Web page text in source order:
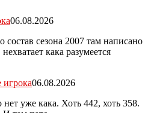
06.08.2026
состав сезона 2007 там написано
кака разумеется
игрока06.08.2026
уже кака. Хоть 442, хоть 358.